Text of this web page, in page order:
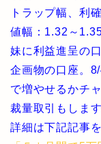
トラップ幅、利
値幅：1.32～
妹に利益進呈の
企画物の口座。
で増やせるかチ
裁量取引もしま
詳細は下記記事を